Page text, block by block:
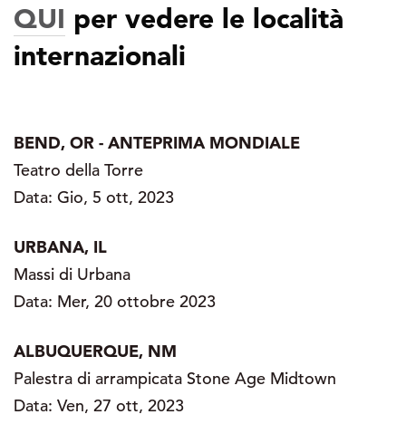
QUI per vedere le località
internazionali
BEND, OR - ANTEPRIMA MONDIALE
Teatro della Torre
Data: Gio, 5 ott, 2023
URBANA, IL
Massi di Urbana
Data: Mer, 20 ottobre 2023
ALBUQUERQUE, NM
Palestra di arrampicata Stone Age Midtown
Data: Ven, 27 ott, 2023